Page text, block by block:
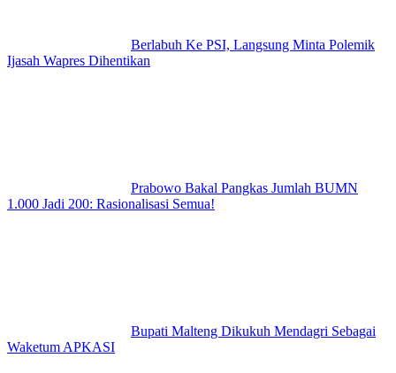
Berlabuh Ke PSI, Langsung Minta Polemik
Ijasah Wapres Dihentikan
Prabowo Bakal Pangkas Jumlah BUMN
1.000 Jadi 200: Rasionalisasi Semua!
Bupati Malteng Dikukuh Mendagri Sebagai
Waketum APKASI